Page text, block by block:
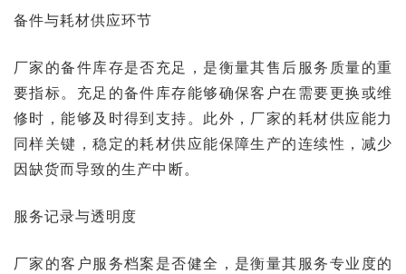
备件与耗材供应环节
厂家的备件库存是否充足，是衡量其售后服务质量的重
要指标。充足的备件库存能够确保客户在需要更换或维
修时，能够及时得到支持。此外，厂家的耗材供应能力
同样关键，稳定的耗材供应能保障生产的连续性，减少
因缺货而导致的生产中断。
服务记录与透明度
厂家的客户服务档案是否健全，是衡量其服务专业度的